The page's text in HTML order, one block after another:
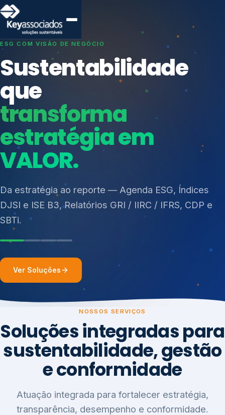
SISTEMAS DE GESTÃO OTIMIZADOS E INTEGRADOS
Conformidade que
protege seu
negócio.
Consultoria, auditoria e treinamentos em ISO 27001,
ISO 27701, ISO 42001, ISO 37001, ISO 9001, ISO
resíduos sólidos (PGRS/PMGRS).
Índices de Mercado
Mudanças Climáticas
Reputação e Cadeia
Reporte Regulatório
Ver Soluções
NOSSOS SERVIÇOS
Soluções integradas para
sustentabilidade, gestão
e conformidade
Atuação integrada para fortalecer estratégia,
transparência, desempenho e conformidade.